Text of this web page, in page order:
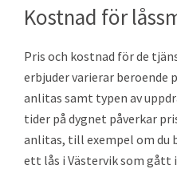
Kostnad för
Pris och kostnad för de
erbjuder varierar beroende
anlitas samt typen av
tider på dygnet påverkar
anlitas, till exempel om du
ett lås i Västervik som